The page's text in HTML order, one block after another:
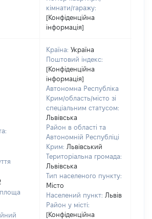
кімнати/гаражу:
[Конфіденційна
інформація]
Країна: Україна
Поштовий індекс:
[Конфіденційна
інформація]
Автономна Республіка
Крим/область/місто зі
спеціальним статусом:
Львівська
Район в області та
Автономній Республіці
Крим: Львівський
Територіальна громада:
Львівська
Тип населеного пункту:
Місто
Населений пункт: Львів
Район у місті:
[Конфіденційна